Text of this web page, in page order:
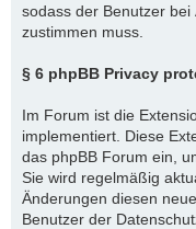
sodass der Benutzer
zustimmen muss.
§ 6 phpBB Privacy
Im Forum ist die
implementiert. Diese
das phpBB Forum ein,
Sie wird regelmäßig
Änderungen diesen
Benutzer der